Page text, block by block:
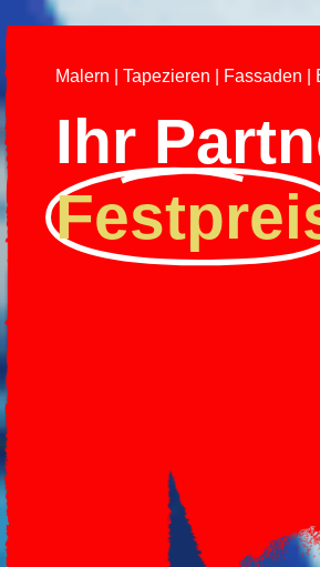
Malern | Tapezieren | Fassaden |
Ihr